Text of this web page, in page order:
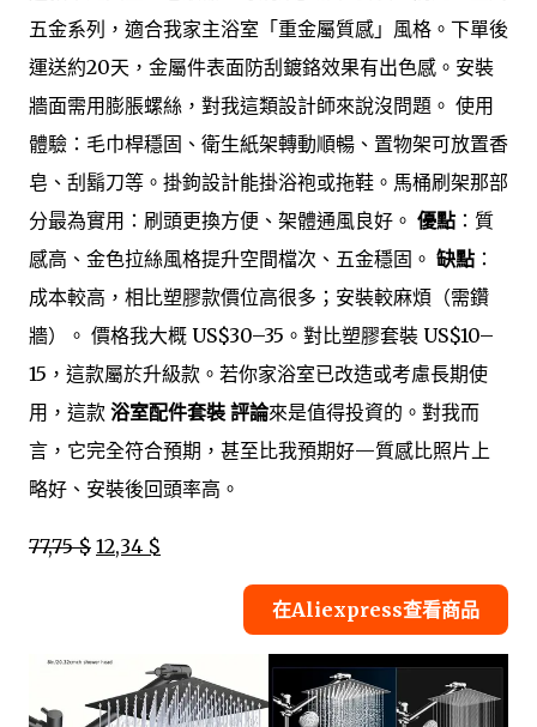
五金系列，適合我家主浴室「重金屬質感」風格。下單後
運送約20天，金屬件表面防刮鍍鉻效果有出色感。安裝
牆面需用膨脹螺絲，對我這類設計師來說沒問題。 使用
體驗：毛巾桿穩固、衛生紙架轉動順暢、置物架可放置香
皂、刮鬍刀等。掛鉤設計能掛浴袍或拖鞋。馬桶刷架那部
分最為實用：刷頭更換方便、架體通風良好。 優點 ：質
感高、金色拉絲風格提升空間檔次、五金穩固。 缺點 ：
成本較高，相比塑膠款價位高很多；安裝較麻煩（需鑽
牆）。 價格我大概 US$30–35。對比塑膠套裝 US$10–
15，這款屬於升級款。若你家浴室已改造或考慮長期使
用，這款 浴室配件套裝 評論來是值得投資的。對我而
言，它完全符合預期，甚至比我預期好—質感比照片上
略好、安裝後回頭率高。
77,75 $ 12,34 $
在Aliexpress查看商品